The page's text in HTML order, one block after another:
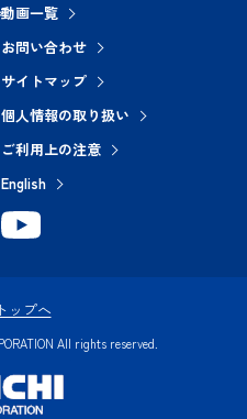
動画一覧
お問い合わせ
サイトマップ
個人情報の取り扱い
ご利用上の注意
English
All rights reserved.
ップへ